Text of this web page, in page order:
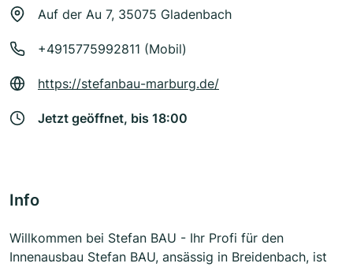
Auf der Au 7, 35075 Gladenbach
+4915775992811 (Mobil)
https://stefanbau-marburg.de/
Jetzt geöffnet, bis 18:00
Info
Willkommen bei Stefan BAU - Ihr Profi für den
Innenausbau Stefan BAU, ansässig in Breidenbach, ist